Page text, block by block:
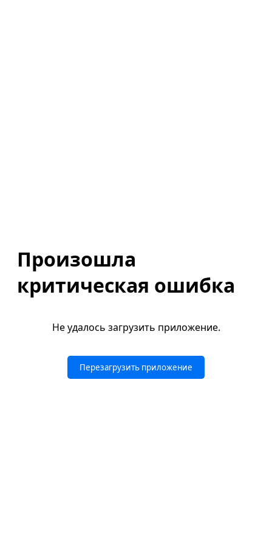
Произошла
критическая ошибка
Не удалось загрузить приложение.
Перезагрузить приложение